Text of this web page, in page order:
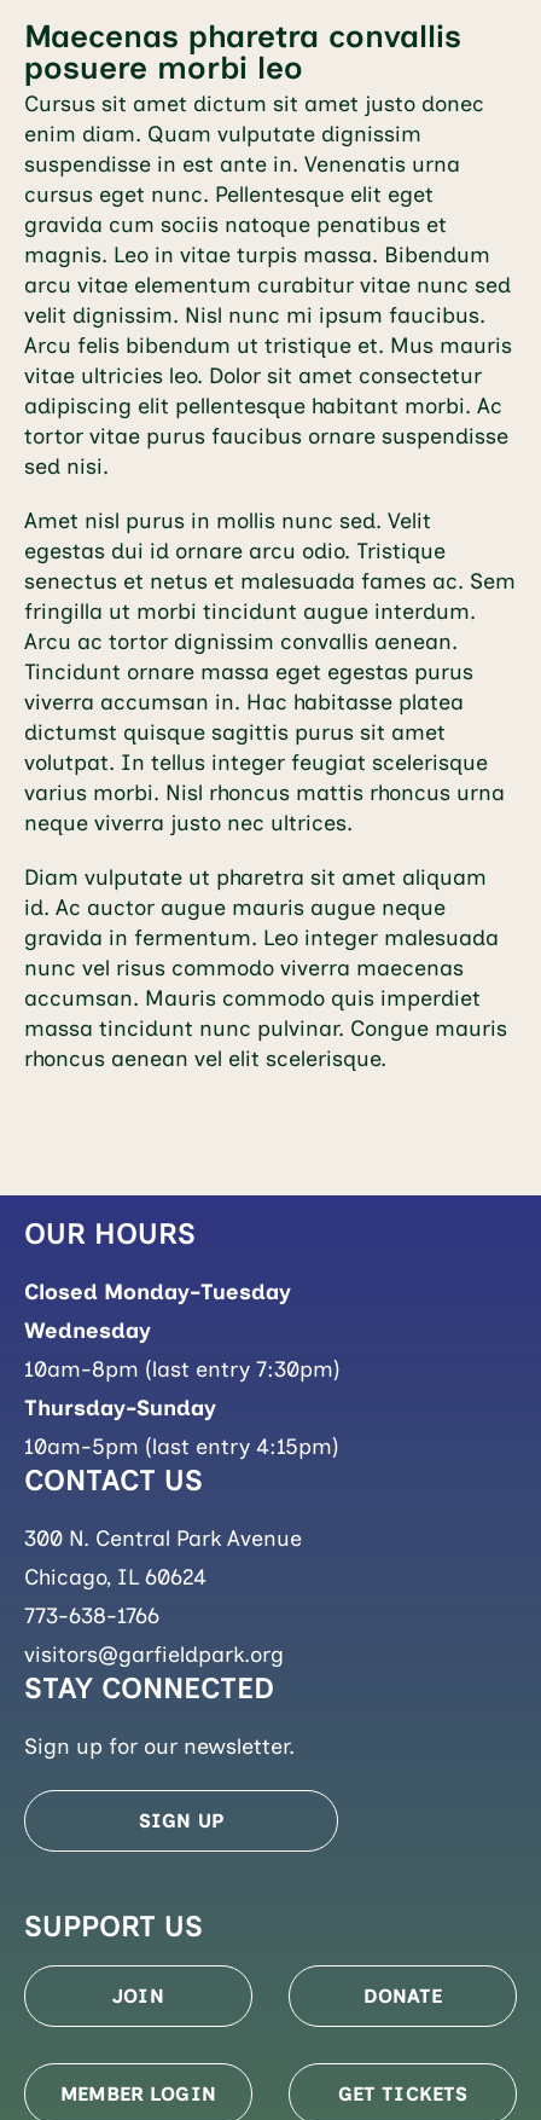
Maecenas pharetra convallis
posuere morbi leo
Cursus sit amet dictum sit amet justo donec
enim diam. Quam vulputate dignissim
suspendisse in est ante in. Venenatis urna
cursus eget nunc. Pellentesque elit eget
gravida cum sociis natoque penatibus et
magnis. Leo in vitae turpis massa. Bibendum
arcu vitae elementum curabitur vitae nunc sed
velit dignissim. Nisl nunc mi ipsum faucibus.
Arcu felis bibendum ut tristique et. Mus mauris
vitae ultricies leo. Dolor sit amet consectetur
adipiscing elit pellentesque habitant morbi. Ac
tortor vitae purus faucibus ornare suspendisse
sed nisi.
Amet nisl purus in mollis nunc sed. Velit
egestas dui id ornare arcu odio. Tristique
senectus et netus et malesuada fames ac. Sem
fringilla ut morbi tincidunt augue interdum.
Arcu ac tortor dignissim convallis aenean.
Tincidunt ornare massa eget egestas purus
viverra accumsan in. Hac habitasse platea
dictumst quisque sagittis purus sit amet
volutpat. In tellus integer feugiat scelerisque
varius morbi. Nisl rhoncus mattis rhoncus urna
neque viverra justo nec ultrices.
Diam vulputate ut pharetra sit amet aliquam
id. Ac auctor augue mauris augue neque
gravida in fermentum. Leo integer malesuada
nunc vel risus commodo viverra maecenas
accumsan. Mauris commodo quis imperdiet
massa tincidunt nunc pulvinar. Congue mauris
rhoncus aenean vel elit scelerisque.
OUR HOURS
Closed Monday-Tuesday
Wednesday
10am-8pm (last entry 7:30pm)
Thursday-Sunday
10am-5pm (last entry 4:15pm)
CONTACT US
300 N. Central Park Avenue
Chicago, IL 60624
773-638-1766
visitors@garfieldpark.org
STAY CONNECTED
Sign up for our newsletter.
SIGN UP
SUPPORT US
JOIN DONATE
MEMBER LOGIN GET TICKETS